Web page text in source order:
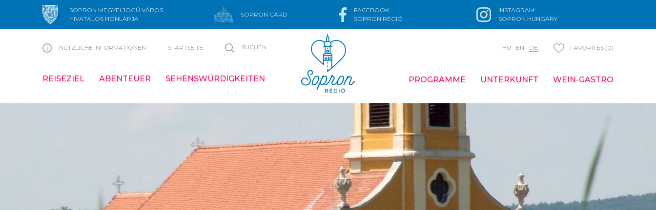
SOPRON MEGYEI JOGÚ VÁROS
HIVATALOS HONLAPJA
SOPRON CARD
FACEBOOK:
SOPRON RÉGIÓ
INSTAGRAM:
SOPRON.HUNGARY
NÜTZLICHE INFORMATIONEN STARTSEITE SUCHEN HU EN DE FAVORITES (0)
REISEZIEL ABENTEUER SEHENSWÜRDIGKEITEN PROGRAMME UNTERKUNFT WEIN-GASTRO